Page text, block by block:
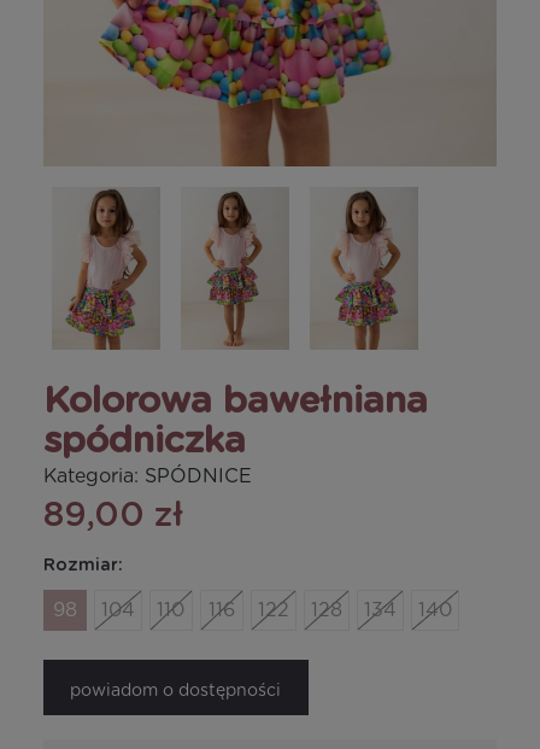
Kolorowa bawełniana
spódniczka
Kategoria: SPÓDNICE
89,00 zł
Rozmiar:
98 104 110 116 122 128 134 140
powiadom o dostępności